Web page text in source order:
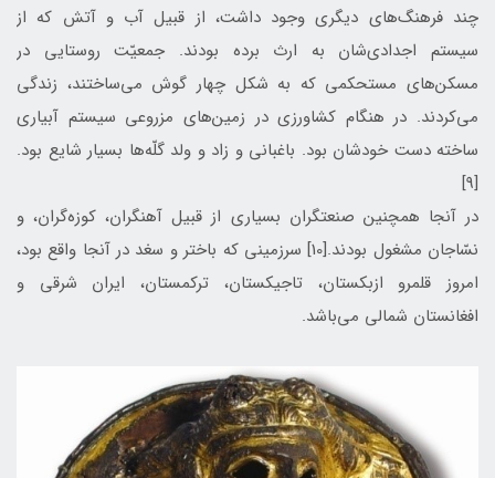
چند فرهنگ‌های دیگری وجود داشت، از قبیل آب و آتش که از
سیستم اجدادی‌شان به ارث برده بودند. جمعيّت روستایی در
مسکن‌های مستحکمی که به شکل چهار گوش می‌ساختند، زندگی
می‌کردند. در هنگام کشاورزی در زمین‌های مزروعی سیستم آبیاری
ساخته دست خودشان بود. باغبانی و زاد و ولد گلّه‌ها بسیار شایع بود.
[9]
در آنجا همچنین صنعتگران بسیاری از قبیل آهنگران، کوزه‌گران، و
نسّاجان مشغول بودند.[10] سرزمینی که باختر و سغد در آنجا واقع بود،
امروز قلمرو ازبکستان، تاجیکستان، ترکمستان، ایران شرقی و
افغانستان شمالی می‌باشد.